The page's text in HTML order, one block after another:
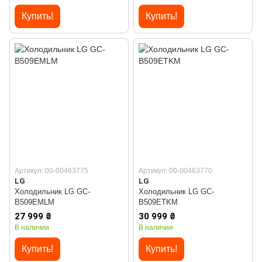
Купить! Купить!
Артикул: 00-00463775
LG
Холодильник LG GC-
B509EMLM
27 999 ₴
В наличии
Купить!
Артикул: 00-00463770
LG
Холодильник LG GC-
B509ETKM
30 999 ₴
В наличии
Купить!